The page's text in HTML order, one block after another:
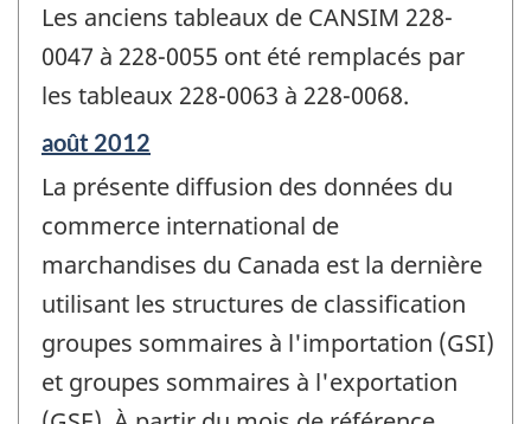
Les anciens tableaux de CANSIM 228-
0047 à 228-0055 ont été remplacés par
les tableaux 228-0063 à 228-0068.
Période
référence
de
-
août 2012
La présente diffusion des données du
commerce international de
marchandises du Canada est la dernière
utilisant les structures de classification
groupes sommaires à l'importation (GSI)
et groupes sommaires à l'exportation